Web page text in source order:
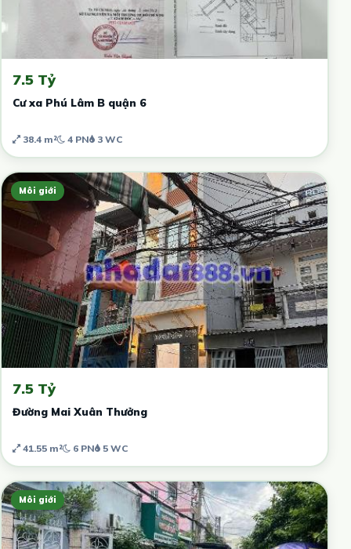
7.5 Tỷ
Cư xa Phú Lâm B quận 6
38.4 m² 4 PN 3 WC
Môi giới
7.5 Tỷ
Đường Mai Xuân Thưởng
41.55 m² 6 PN 5 WC
Môi giới